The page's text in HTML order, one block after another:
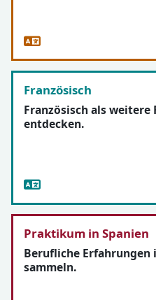
Französisch
Französisch als weitere
entdecken.
Praktikum in Spanien
Berufliche Erfahrungen
sammeln.